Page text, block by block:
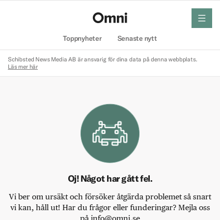
Toppnyheter Senaste nytt
meny
Schibsted News Media AB är ansvarig för dina data på denna webbplats.
Läs mer här
Oj! Något har gått fel.
Vi ber om ursäkt och försöker åtgärda problemet så snart
vi kan, håll ut! Har du frågor eller funderingar? Mejla oss